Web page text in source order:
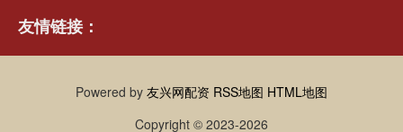
友情链接：
Powered by 友兴网配资 RSS地图 HTML地图
Copyright © 2023-2026